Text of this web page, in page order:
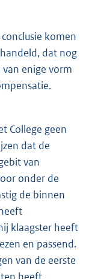
komen
dat nog
enige vorm
geen
dat de
van
onder de
de binnen
klaagster heeft
en passend.
van de eerste